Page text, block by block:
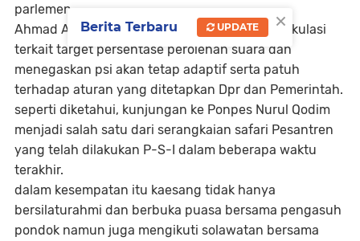
parlemen.
Ahmad Ali menambahkan, D-P-P tidak berspekulasi
terkait target persentase perolehan suara dan
menegaskan psi akan tetap adaptif serta patuh
terhadap aturan yang ditetapkan Dpr dan Pemerintah.
seperti diketahui, kunjungan ke Ponpes Nurul Qodim
menjadi salah satu dari serangkaian safari Pesantren
yang telah dilakukan P-S-I dalam beberapa waktu
terakhir.
dalam kesempatan itu kaesang tidak hanya
bersilaturahmi dan berbuka puasa bersama pengasuh
pondok namun juga mengikuti solawatan bersama
×
Berita Terbaru UPDATE